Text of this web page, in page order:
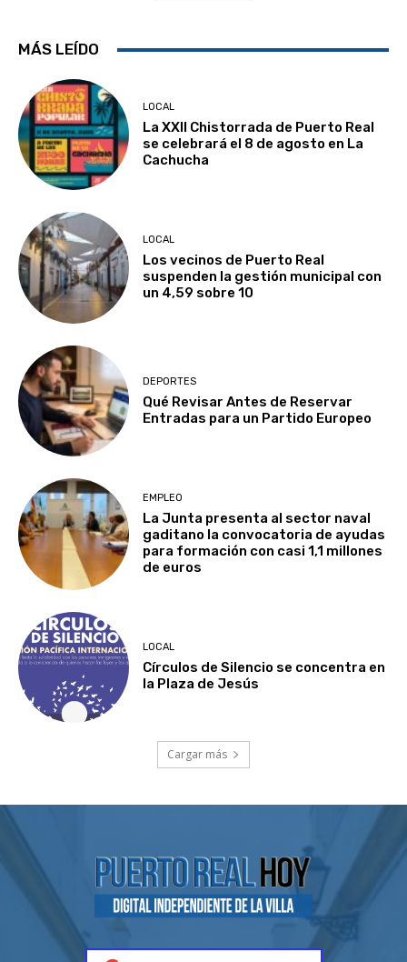
MÁS LEÍDO
LOCAL
La XXII Chistorrada de Puerto Real
se celebrará el 8 de agosto en La
Cachucha
LOCAL
Los vecinos de Puerto Real
suspenden la gestión municipal con
un 4,59 sobre 10
DEPORTES
Qué Revisar Antes de Reservar
Entradas para un Partido Europeo
EMPLEO
La Junta presenta al sector naval
gaditano la convocatoria de ayudas
para formación con casi 1,1 millones
de euros
LOCAL
Círculos de Silencio se concentra en
la Plaza de Jesús
Cargar más